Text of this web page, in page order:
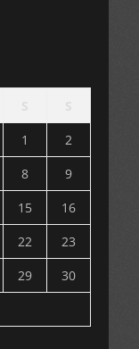
1
2
8
9
15
16
22
23
29
30